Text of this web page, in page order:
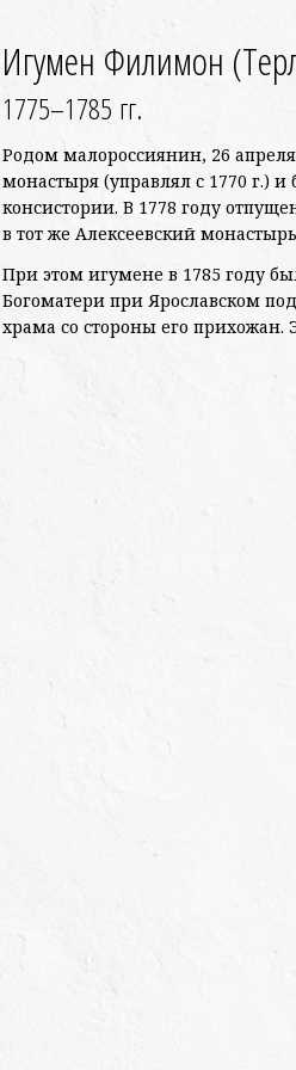
Игумен Филимон
1775–1785 гг.
Родом малороссиянин, 26 апреля
монастыря (управлял с 1770 г.)
консистории. В 1778 году
в тот же Алексеевский
При этом игумене в 1785 году
Богоматери при Ярославском
храма со стороны его прихожан.